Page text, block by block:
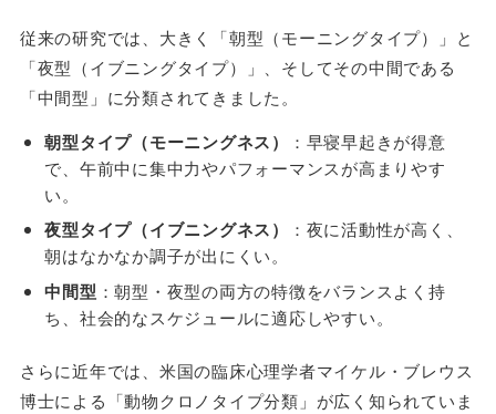
従来の研究では、大きく「朝型（モーニングタイプ）」と
「夜型（イブニングタイプ）」、そしてその中間である
「中間型」に分類されてきました。
朝型タイプ（モーニングネス）
：早寝早起きが得意
で、午前中に集中力やパフォーマンスが高まりやす
い。
夜型タイプ（イブニングネス）
：夜に活動性が高く、
朝はなかなか調子が出にくい。
中間型 ：朝型・夜型の両方の特徴をバランスよく持
ち、社会的なスケジュールに適応しやすい。
さらに近年では、米国の臨床心理学者マイケル・ブレウス
博士による「動物クロノタイプ分類」が広く知られていま